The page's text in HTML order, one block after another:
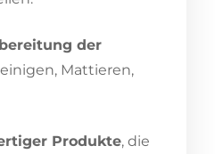
der
Mattieren,
Produkte, die